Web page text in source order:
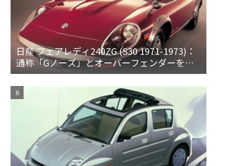
日産 フェアレディ240ZG (S30 1971-1973)：
通称「Gノーズ」とオーバーフェンダーを装
備した特別なZ